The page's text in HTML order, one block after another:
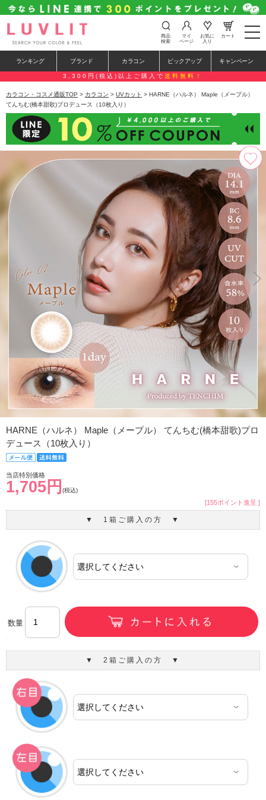
t
o
e
n
a
i
o
n
商品
検索
マイ
ページ
お気に
入り
カート
ランキング ブランド カラコン ピックアップ キャンペーン
3,300円(税込)以上ご購入で 送料無料！
カラコン・コスメ通販TOP > カラコン > UVカット > HARNE（ハルネ） Maple（メープル）
てんちむ(橋本甜歌)プロデュース（10枚入り）
HARNE（ハルネ） Maple（メープル） てんちむ(橋本甜歌)プロ
デュース（10枚入り）
当店特別価格
1,705円 (税込)
[155ポイント進呈 ]
▼ 1箱ご購入の方 ▼
数量
▼ 2箱ご購入の方 ▼